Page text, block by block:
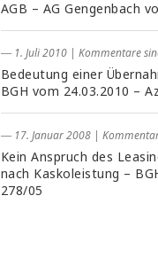
AGB – AG Gengenbach
― 1. Juli 2010 | Kommentare
Bedeutung einer
BGH vom 24.03.2010 –
― 17. Januar 2008 |
Kein Anspruch des
nach Kaskoleistung –
278/05